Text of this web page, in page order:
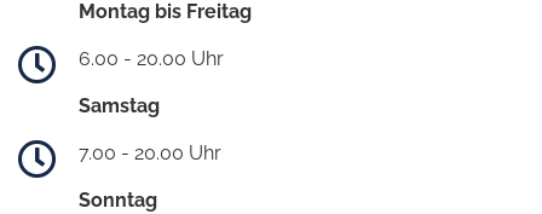
Montag bis Freitag
6.00 - 20.00 Uhr
Samstag
7.00 - 20.00 Uhr
Sonntag